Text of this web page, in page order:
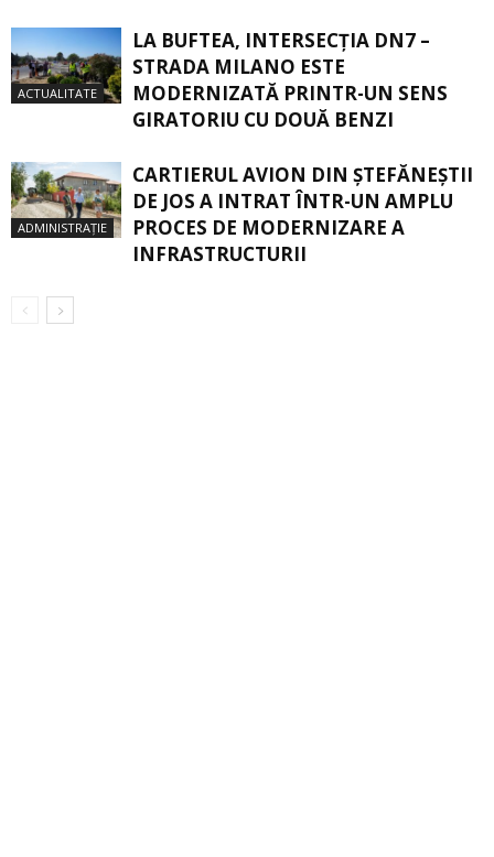
ACTUALITATE
LA BUFTEA, INTERSECŢIA DN7 –
STRADA MILANO ESTE
MODERNIZATĂ PRINTR-UN SENS
GIRATORIU CU DOUĂ BENZI
ADMINISTRAȚIE
CARTIERUL AVION DIN ŞTEFĂNEŞTII
DE JOS A INTRAT ÎNTR-UN AMPLU
PROCES DE MODERNIZARE A
INFRASTRUCTURII